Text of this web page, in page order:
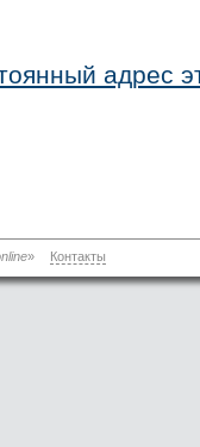
адрес
» Контакты